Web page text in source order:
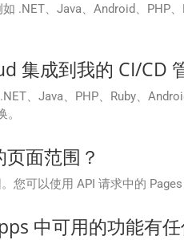
.NET、Java、Android、PHP
集成到我的 CI/CD
、Java、PHP、Ruby、
面范围？
可以使用 API 请求中的
中可用的功能有任